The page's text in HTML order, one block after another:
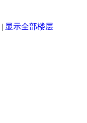
| 显示全部楼层